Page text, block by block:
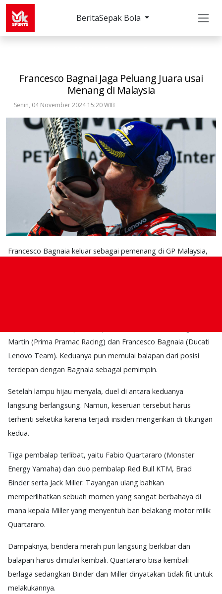
BeritaSepak Bola
Francesco Bagnai Jaga Peluang Juara usai
Menang di Malaysia
Senin, 04 November 2024 15:20 WIB
Francesco Bagnaia keluar sebagai pemenang di GP Malaysia,
Martin (Prima Pramac Racing) dan Francesco Bagnaia (Ducati
Lenovo Team). Keduanya pun memulai balapan dari posisi
terdepan dengan Bagnaia sebagai pemimpin.
Setelah lampu hijau menyala, duel di antara keduanya
langsung berlangsung. Namun, keseruan tersebut harus
terhenti seketika karena terjadi insiden mengerikan di tikungan
kedua.
Tiga pembalap terlibat, yaitu Fabio Quartararo (Monster
Energy Yamaha) dan duo pembalap Red Bull KTM, Brad
Binder serta Jack Miller. Tayangan ulang bahkan
memperlihatkan sebuah momen yang sangat berbahaya di
mana kepala Miller yang menyentuh ban belakang motor milik
Quartararo.
Dampaknya, bendera merah pun langsung berkibar dan
balapan harus dimulai kembali. Quartararo bisa kembali
berlaga sedangkan Binder dan Miller dinyatakan tidak fit untuk
melakukannya.